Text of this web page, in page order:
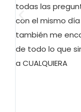
todas las
con el mismo
también me
de todo lo que
a CUALQUIERA